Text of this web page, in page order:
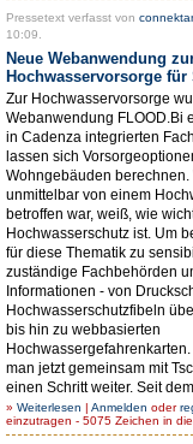
Pressetext verfasst von connektar
10:09.
Neue Webanwendung
Hochwasservorsorge für
Zur Hochwasservorsorge
Webanwendung FLOOD.Bi
in Cadenza integrierten
lassen sich
Wohngebäuden berechnen.
unmittelbar von einem
betroffen war, weiß, wie
Hochwasserschutz ist. Um
für diese Thematik zu
zuständige Fachbehörden
Informationen - von
Hochwasserschutzfibeln
bis hin zu webbasierten
man jetzt gemeinsam mit
einen Schritt weiter. Seit dem
» Weiterlesen | Anmelden oder
einzutragen - 5075 Zeichen in